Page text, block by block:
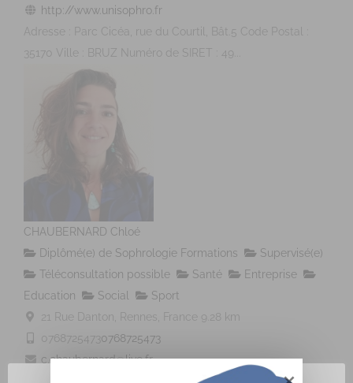
http://www.unisophro.fr
Adresse : Parc Cicéa, rue du Courtil, Bât.5 Code Postal :
35170 Ville : BRUZ Numéro de SIRET : 49...
CHAUBERNARD Chloé
Diplômé(e) de Sophrologie Formations
Supervisé(e)
Téléconsultation possible
Santé
Entreprise
Education
Social
Sport
21 Rue Danton, Rennes, France
9.28 km
07687254730768725473
c.chaubernard@live.fr